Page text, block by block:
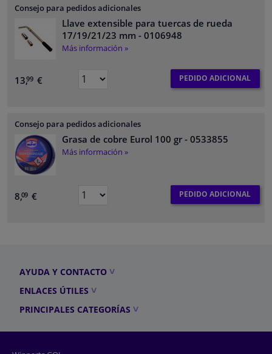
Consejo para pedidos adicionales
Llave extensible para tuercas de rueda
17/19/21/23 mm - 0106948
Más información »
13,99 € PEDIDO ADICIONAL
Consejo para pedidos adicionales
Grasa de cobre Eurol 100 gr - 0533855
Más información »
8,09 € PEDIDO ADICIONAL
AYUDA Y CONTACTO
ENLACES ÚTILES
PRINCIPALES CATEGORÍAS